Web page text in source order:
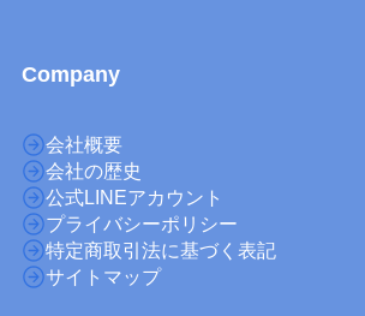
Company
会社概要
会社の歴史
公式LINEアカウント
プライバシーポリシー
特定商取引法に基づく表記
サイトマップ